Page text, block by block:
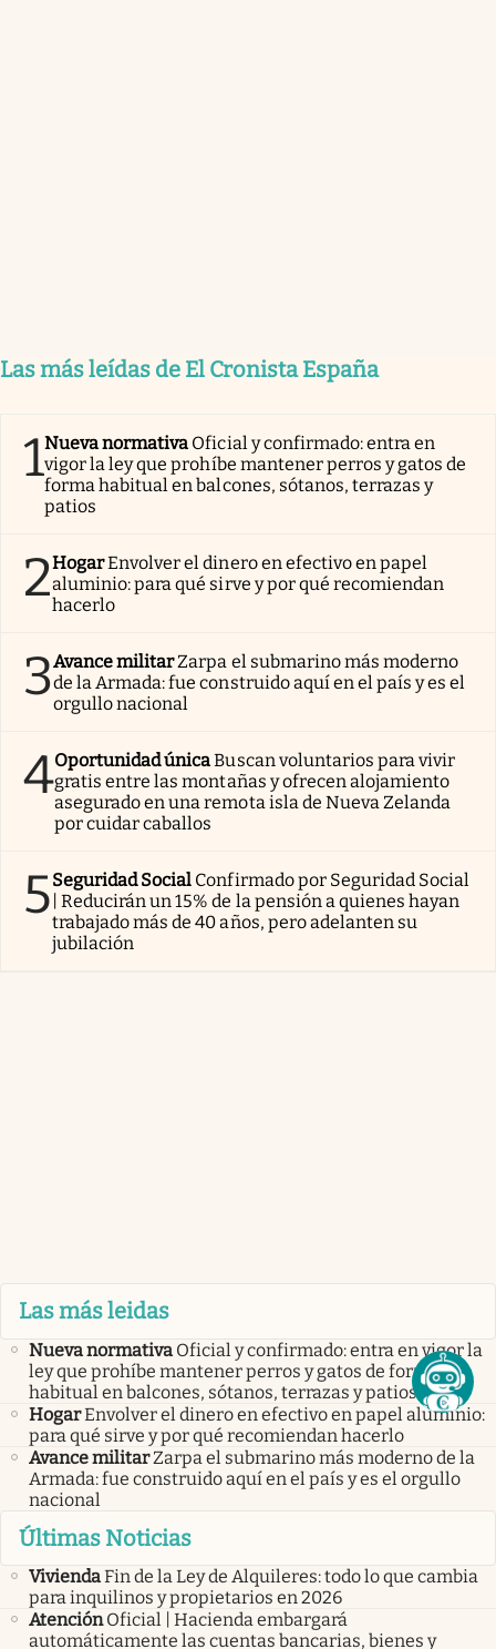
Las más leídas de El Cronista España
1Nueva normativa Oficial y confirmado: entra en
vigor la ley que prohíbe mantener perros y gatos de
forma habitual en balcones, sótanos, terrazas y
patios
2HogarEnvolver el dinero en efectivo en papel
aluminio: para qué sirve y por qué recomiendan
hacerlo
3Avance militarZarpa el submarino más moderno
de la Armada: fue construido aquí en el país y es el
orgullo nacional
4Oportunidad únicaBuscan voluntarios para vivir
gratis entre las montañas y ofrecen alojamiento
asegurado en una remota isla de Nueva Zelanda
por cuidar caballos
5Seguridad Social Confirmado por Seguridad Social
| Reducirán un 15% de la pensión a quienes hayan
trabajado más de 40 años, pero adelanten su
jubilación
Las más leidas
Nueva normativa Oficial y confirmado: entra en vigor la
ley que prohíbe mantener perros y gatos de forma
habitual en balcones, sótanos, terrazas y patios
HogarEnvolver el dinero en efectivo en papel aluminio:
para qué sirve y por qué recomiendan hacerlo
Avance militar Zarpa el submarino más moderno de la
Armada: fue construido aquí en el país y es el orgullo
nacional
Últimas Noticias
ViviendaFin de la Ley de Alquileres: todo lo que cambia
para inquilinos y propietarios en 2026
Atención Oficial | Hacienda embargará
automáticamente las cuentas bancarias, bienes y